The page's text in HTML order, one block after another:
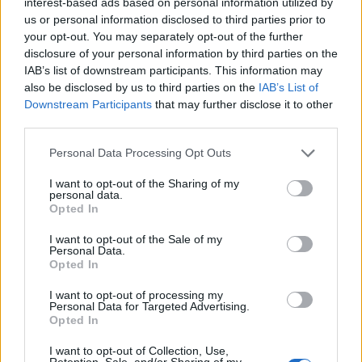
us or personal information disclosed to third parties prior to
your opt-out. You may separately opt-out of the further
disclosure of your personal information by third parties on the
IAB’s list of downstream participants. This information may
also be disclosed by us to third parties on the IAB’s List of
Downstream Participants that may further disclose it to other
Personal Data Processing Opt Outs
I want to opt-out of the Sharing of my
personal data.
Opted In
I want to opt-out of the Sale of my
Personal Data.
Opted In
I want to opt-out of processing my
Personal Data for Targeted Advertising.
Opted In
I want to opt-out of Collection, Use,
06/08/2026 - 17:40 ΟΙΚΟΝΟΜΙΑ
Κυβερνητική Επιτροπή Βιομηχανίας- Κ. Μητσοτάκης:
Στρατηγική προτεραιότητα η ενίσχυση της
βιομηχανίας
06/08/2026 - 17:18 ΠΟΛΙΤΙΚΗ
Κάρτας Αγρότη μέσω της ΕΑΕ 2026
06/08/2026 - 16:51 ΟΙΚΟΝΟΜΙΑ
Eurobank: Εξελίξεις και προοπτικές στις αγορές
06/08/2026 - 16:20 ΕΝΕΡΓΕΙΑ
στην ανάπτυξη - Μεγαλύτερη πρόκληση η
προσέλκυση πελατών